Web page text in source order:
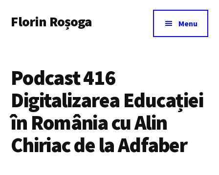
main
menu
Florin Roșoga Menu
Podcast 416
Digitalizarea Educației
în România cu Alin
Chiriac de la Adfaber